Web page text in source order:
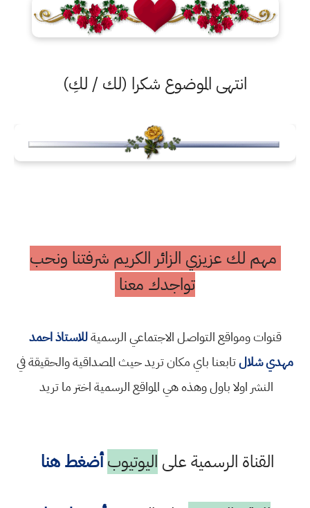
انتهى الموضوع شكرا (لك / لكِ)
مهم لك عزيزي الزائر الكريم شرفتنا ونحب
تواجدك معنا
قنوات ومواقع التواصل الاجتماعي الرسميةللاستاذ احمد
مهدي شلالتابعنا باي مكان تريد حيث المصداقية والحقيقة في
النشر اولا باول وهذه هي المواقع الرسمية اختر ما تريد
القناة الرسمية على اليوتيوب أضغط هنا